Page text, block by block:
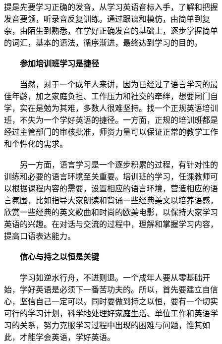
提是先要学习正确的发音，从学习英语音标入手，了解和把握
发音要领，听录音反复训练。通过跟读和模仿，由简单到复
杂，由陌生到熟悉，在学好正确发音的基础上，逐步掌握简单
的词汇，基本的语法，循序渐进，最终达到学习的目的。
参加培训班学习是捷径
当然，对于一个成年人来讲，因为已经过了语言学习的最
佳年龄，加之家庭负担、工作压力和社交的牵绊，想要闭门自
学，实在是勉为其难，多数人很难坚持。找一个正规英语培训
班，不失为一个学好英语的捷径。一方面，正规的培训班都是
经过主管部门的审核批准，师资力量可以保证正常的教学工作
和个性化的需求。
另一方面，语言学习是一个逐步积累的过程，有针对性的
训练和必要的语言环境至关重要。培训班的学习，任课教师可
以根据课程内容的需要，设置相应的语言环境，营造相应的语
言氛围，比如指导大家朗读和背诵一些经典美文以培养语感，
欣赏一些经典的英文歌曲和时尚的欧美电影，以保持大家学习
英语的兴趣。在对话与交流的过程中，理解和掌握学习内容，
提高口语表达能力。
信心与持之以恒是关键
学习如逆水行舟，不进则退。一个成年人要从零基础开
始，学好英语是必须下一番苦功夫的。所以，首先要建立自信
心，坚信自己一定可以。同时要做到持之以恒，要有一个切实
可行的学习计划，科学地处理好家庭生活、单位工作和英语学
习的关系，努力克服学习过程中出现的困难与问题，惟其如
此，才能学会英语，学好英语。